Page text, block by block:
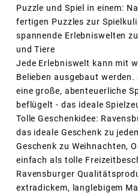
Puzzle und Spiel in einem:
fertigen Puzzles zur
spannende Erlebniswelten
und Tiere
Jede Erlebniswelt kann mit
Belieben ausgebaut
eine große, abenteuerliche
beflügelt - das ideale
Tolle Geschenkidee:
das ideale Geschenk zu
Geschenk zu Weihnachten,
einfach als tolle
Ravensburger
extradickem, langlebigem